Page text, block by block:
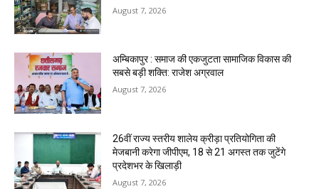
August 7, 2026
अम्बिकापुर : समाज की एकजुटता सामाजिक विकास की
सबसे बड़ी शक्ति: राजेश अग्रवाल
August 7, 2026
26वीं राज्य स्तरीय शालेय क्रीड़ा प्रतियोगिता की
मेजबानी करेगा जीपीएम, 18 से 21 अगस्त तक जुटेंगे
प्रदेशभर के खिलाड़ी
August 7, 2026